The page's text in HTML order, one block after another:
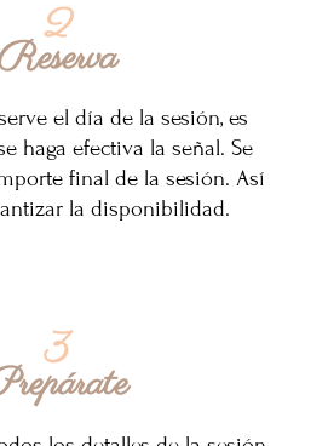
2
el día de la sesión, es
haga efectiva la señal. Se
final de la sesión. Así
la disponibilidad.
3